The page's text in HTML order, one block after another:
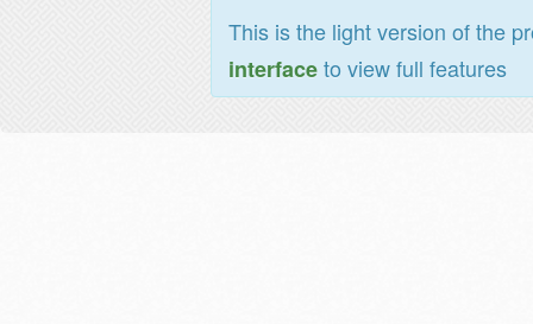
This is the light version of the
interfaceto view full features